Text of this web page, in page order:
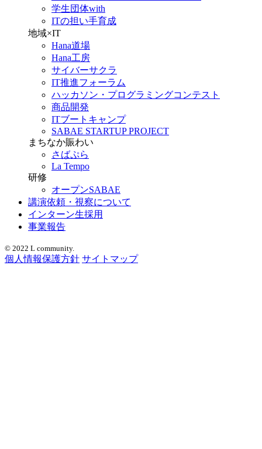
学生団体with
ITの担い手育成
地域×IT
Hana道場
Hana工房
サイバーサクラ
IT推進フォーラム
ハッカソン・プログラミングコンテスト
商品開発
ITブートキャンプ
SABAE STARTUP PROJECT
まちなか賑わい
さばぷら
La Tempo
研修
オープンSABAE
講演依頼・視察について
インターン生採用
事業報告
© 2022 L community.
個人情報保護方針 サイトマップ